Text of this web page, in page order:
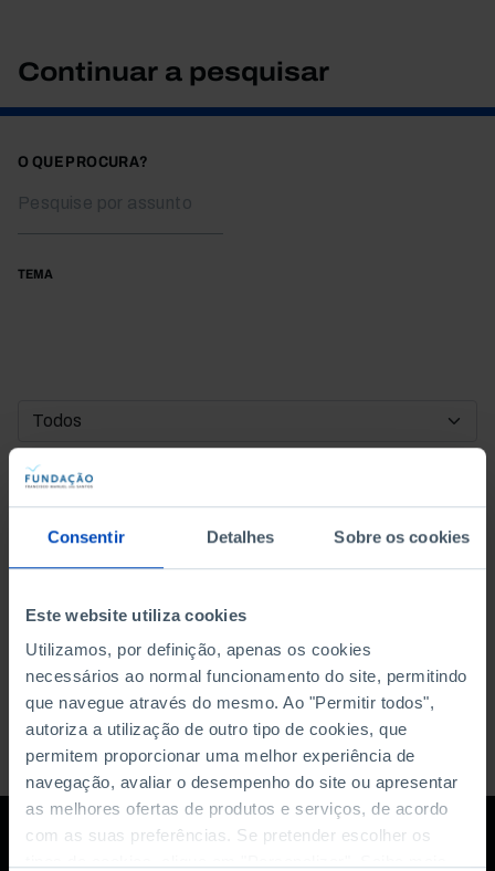
Consentir Detalhes Sobre os cookies
Este website utiliza cookies
Utilizamos, por definição, apenas os cookies
necessários ao normal funcionamento do site, permitindo
que navegue através do mesmo. Ao "Permitir todos",
autoriza a utilização de outro tipo de cookies, que
permitem proporcionar uma melhor experiência de
navegação, avaliar o desempenho do site ou apresentar
as melhores ofertas de produtos e serviços, de acordo
com as suas preferências. Se pretender escolher os
Continuar a pesquisar
O QUE PROCURA?
TEMA
DATA DE INÍCIO
DATA DE FIM